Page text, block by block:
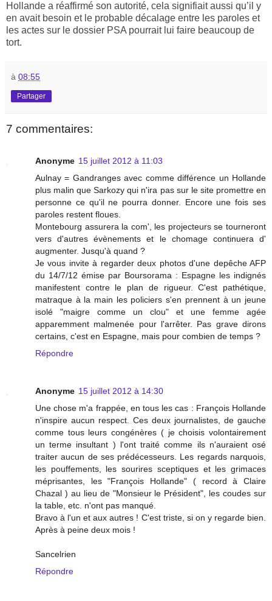
Hollande a réaffirmé son autorité, cela signifiait aussi qu’il y
en avait besoin et le probable décalage entre les paroles et
les actes sur le dossier PSA pourrait lui faire beaucoup de
tort.
à 08:55
Partager
7 commentaires:
Anonyme 15 juillet 2012 à 11:03
Aulnay = Gandranges avec comme différence un Hollande
plus malin que Sarkozy qui n'ira pas sur le site promettre en
personne ce qu'il ne pourra donner. Encore une fois ses
paroles restent floues.
Montebourg assurera la com', les projecteurs se tourneront
vers d'autres évènements et le chomage continuera d'
augmenter. Jusqu'à quand ?
Je vous invite à regarder deux photos d'une depêche AFP
du 14/7/12 émise par Boursorama : Espagne les indignés
manifestent contre le plan de rigueur. C'est pathétique,
matraque à la main les policiers s'en prennent à un jeune
isolé "maigre comme un clou" et une femme agée
apparemment malmenée pour l'arrêter. Pas grave dirons
certains, c'est en Espagne, mais pour combien de temps ?
Répondre
Anonyme 15 juillet 2012 à 14:30
Une chose m'a frappée, en tous les cas : François Hollande
n'inspire aucun respect. Ces deux journalistes, de gauche
comme tous leurs congénères ( je choisis volontairement
un terme insultant ) l'ont traité comme ils n'auraient osé
traiter aucun de ses prédécesseurs. Les regards narquois,
les pouffements, les sourires sceptiques et les grimaces
méprisantes, les "François Hollande" ( record à Claire
Chazal ) au lieu de "Monsieur le Président", les coudes sur
la table, etc. n'ont pas manqué.
Bravo à l'un et aux autres ! C'est triste, si on y regarde bien.
Après à peine deux mois !
Sancelrien
Répondre